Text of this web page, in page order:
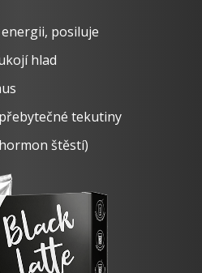
posiluje
hlad
tekutiny
štěstí)